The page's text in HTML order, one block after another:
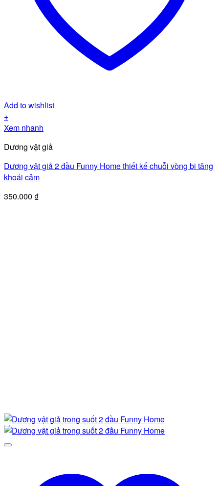
Add to wishlist
+
Xem nhanh
Dương vật giả
Dương vật giả 2 đầu Funny Home thiết kế chuỗi vòng bi tăng
khoái cảm
350.000 ₫